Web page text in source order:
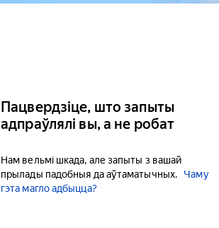
Пацвердзіце, што запыты
адпраўлялі вы, а не робат
Нам вельмі шкада, але запыты з вашай
прылады падобныя да аўтаматычных.
Чаму
гэта магло адбыцца?